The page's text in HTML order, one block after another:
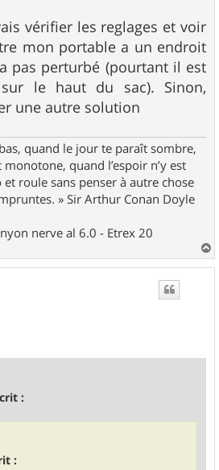
vérifier les reglages et voir
mon portable a un endroit
pas perturbé (pourtant il est
le haut du sac). Sinon,
une autre solution
quand le jour te paraît sombre,
quand l’espoir n’y est
roule sans penser à autre chose
» Sir Arthur Conan Doyle
nerve al 6.0 - Etrex 20
a
:
: